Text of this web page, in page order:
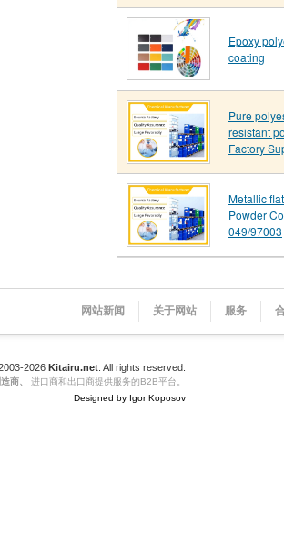
Epoxy
coating
Pure
resistant
Factory
Metallic
Powder
049/97003
网站新闻 关于网站 服务
2026 Kitairu.net . All rights reserved.
商、
进口商和出口商提供服务的B2B平台。
Designed by Igor Koposov